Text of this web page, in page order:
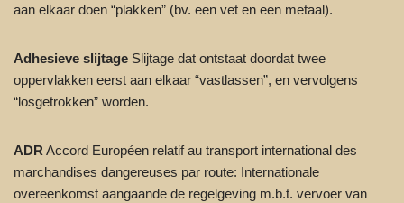
aan elkaar doen “plakken” (bv. een vet en een metaal).
Adhesieve slijtage Slijtage dat ontstaat doordat twee
oppervlakken eerst aan elkaar “vastlassen”, en vervolgens
“losgetrokken” worden.
ADR Accord Européen relatif au transport international des
marchandises dangereuses par route: Internationale
overeenkomst aangaande de regelgeving m.b.t. vervoer van